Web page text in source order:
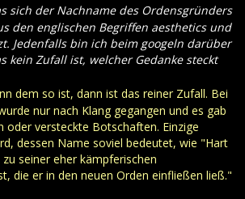
sich der Nachname des Ordensgründers
den englischen Begriffen aesthetics und
Jedenfalls bin ich beim googeln darüber
kein Zufall ist, welcher Gedanke steckt
dem so ist, dann ist das reiner Zufall. Bei
nur nach Klang gegangen und es gab
oder versteckte Botschaften. Einzige
dessen Name soviel bedeutet, wie "Hart
seiner eher kämpferischen
die er in den neuen Orden einfließen ließ."